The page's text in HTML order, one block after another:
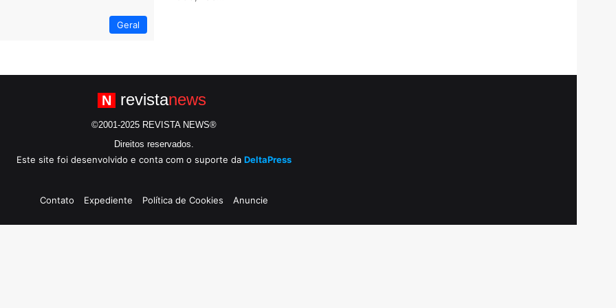
Geral
N revistanews
©2001-2025 REVISTA NEWS®
Direitos reservados.
Este site foi desenvolvido e conta com o suporte da DeltaPress
Contato Expediente Política de Cookies Anuncie